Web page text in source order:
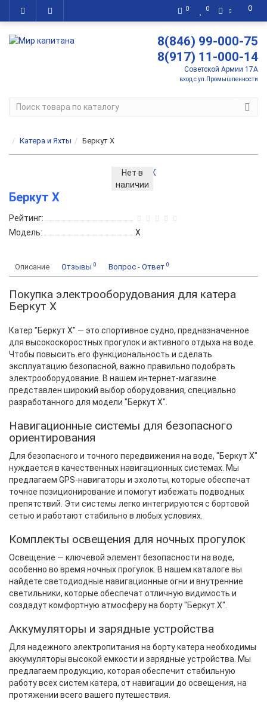
0
0 0
8(846) 99-000-75
8(917) 11-000-14
Советской Армии 17А
вход с ул.Промышленности
Катера и Яхты Беркут X
Нет в
наличии
Беркут X
Рейтинг:
Модель:
X
Описание Отзывы 0 Вопрос - Ответ 0
Покупка электрооборудования для катера
Беркут X
Катер "Беркут X" — это спортивное судно, предназначенное
для высокоскоростных прогулок и активного отдыха на воде.
Чтобы повысить его функциональность и сделать
эксплуатацию безопасной, важно правильно подобрать
электрооборудование. В нашем интернет-магазине
представлен широкий выбор оборудования, специально
разработанного для модели "Беркут X".
Навигационные системы для безопасного
ориентирования
Для безопасного и точного передвижения на воде, "Беркут X"
нуждается в качественных навигационных системах. Мы
предлагаем GPS-навигаторы и эхолоты, которые обеспечат
точное позиционирование и помогут избежать подводных
препятствий. Эти системы легко интегрируются с бортовой
сетью и работают стабильно в любых условиях.
Комплекты освещения для ночных прогулок
Освещение — ключевой элемент безопасности на воде,
особенно во время ночных прогулок. В нашем каталоге вы
найдете светодиодные навигационные огни и внутренние
светильники, которые обеспечат отличную видимость и
создадут комфортную атмосферу на борту "Беркут X".
Аккумуляторы и зарядные устройства
Для надежного электропитания на борту катера необходимы
аккумуляторы высокой емкости и зарядные устройства. Мы
предлагаем продукцию, которая обеспечит стабильную
работу всех систем катера, от навигации до освещения, на
протяжении всего вашего путешествия.